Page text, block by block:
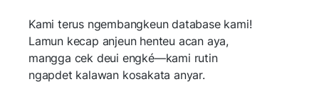
Kami terus ngembangkeun database kami!
Lamun kecap anjeun henteu acan aya,
mangga cek deui engké—kami rutin
ngapdet kalawan kosakata anyar.